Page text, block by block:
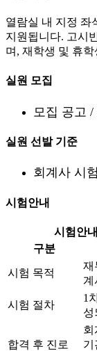
열람실 내 지정 좌
지원됩니다. 고시
며, 재학생 및 휴
실원 모집
모집 공고 /
실원 선발 기준
회계사 시
시험안내
시험안내
구분
시험 목적
재
계
시험 절차
1
성
합격 후 진로
회
기